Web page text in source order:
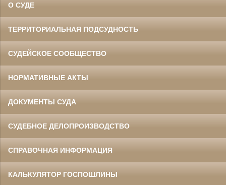
О СУДЕ
ТЕРРИТОРИАЛЬНАЯ ПОДСУДНОСТЬ
СУДЕЙСКОЕ СООБЩЕСТВО
НОРМАТИВНЫЕ АКТЫ
ДОКУМЕНТЫ СУДА
СУДЕБНОЕ ДЕЛОПРОИЗВОДСТВО
СПРАВОЧНАЯ ИНФОРМАЦИЯ
КАЛЬКУЛЯТОР ГОСПОШЛИНЫ